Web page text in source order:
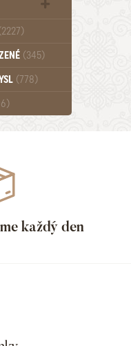
(345)
(778)
každý den